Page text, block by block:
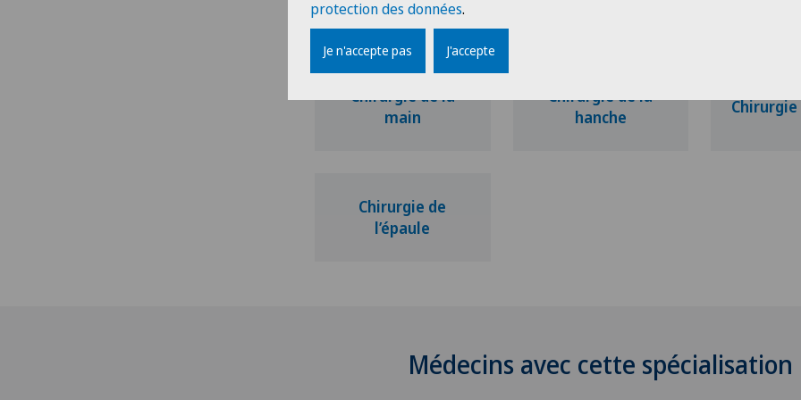
Chirurgie de la
main
Chirurgie de la
hanche
Chirurgie
Chirurgie de
l’épaule
Médecins avec cette spécialisation
protection des données.
Je n'accepte pas J'accepte